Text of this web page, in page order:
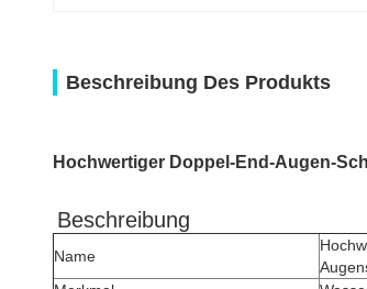
Beschreibung Des Produkts
Hochwertiger Doppel-End-Augen-
Beschreibung
Name